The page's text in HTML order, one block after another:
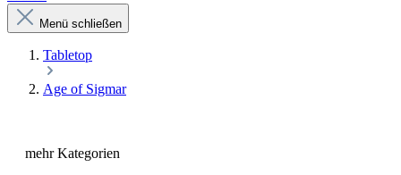
Menü schließen
Tabletop
Age of Sigmar
mehr Kategorien